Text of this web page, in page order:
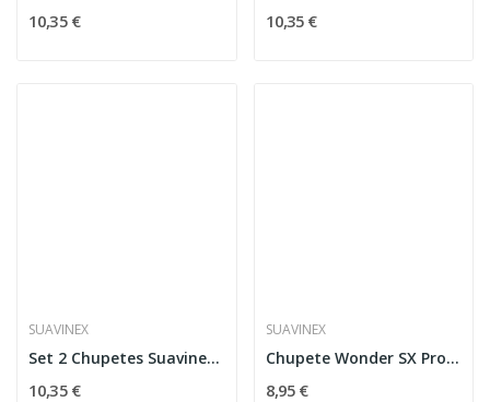
10,35 € 10,35 €
SUAVINEX
Set 2 Chupetes Suavinex Día Y Noche 6-18M, León
10,35 €
SUAVINEX
Chupete Wonder SX Pro Silicona 0-6M Illusion Blue
8,95 €